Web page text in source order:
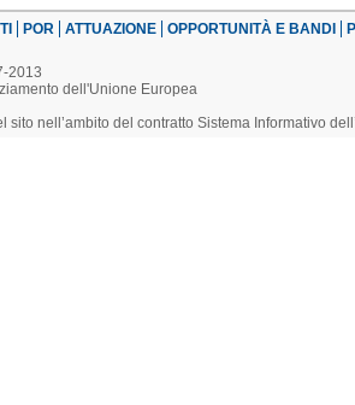
POR ATTUAZIONE OPPORTUNITÀ E BANDI
2013
dell'Unione Europea
sito nell’ambito del contratto Sistema Informativo